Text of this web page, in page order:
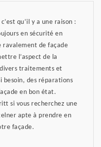
qu’il y a une raison :
en sécurité en
ravalement de façade
l’aspect de la
traitements et
besoin, des réparations
en bon état.
si vous recherchez une
apte à prendre en
façade.